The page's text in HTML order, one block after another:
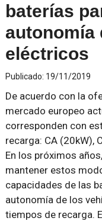
baterías
autonomía
eléctricos
Publicado: 19/11/2019
De acuerdo con la
mercado europeo
corresponden con
recarga: CA (20kW),
En los próximos
mantener estos
capacidades de las
autonomía de los
tiempos de recarga.